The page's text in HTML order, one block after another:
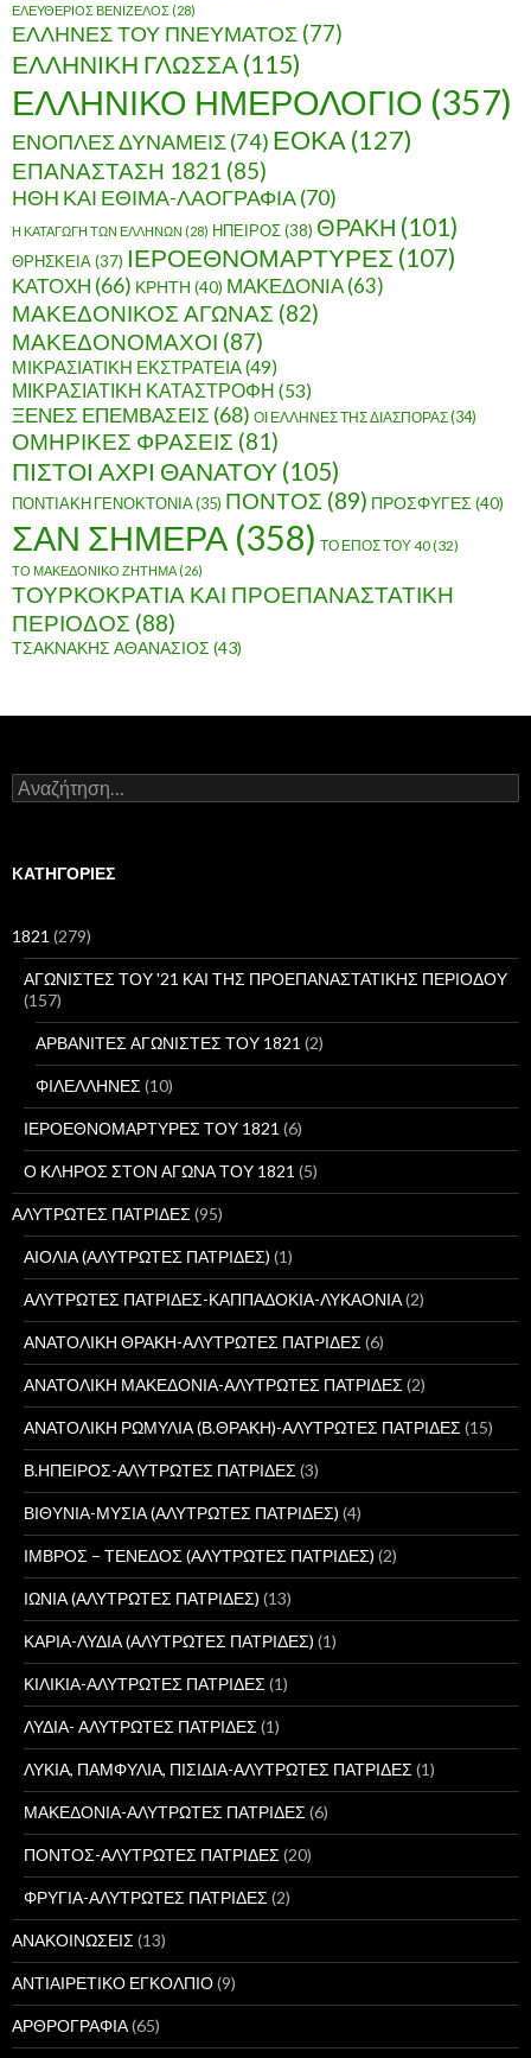
ΕΛΕΥΘΕΡΙΟΣ ΒΕΝΙΖΕΛΟΣ (28)
ΕΛΛΗΝΕΣ ΤΟΥ ΠΝΕΥΜΑΤΟΣ (77)
ΕΛΛΗΝΙΚΗ ΓΛΩΣΣΑ (115)
ΕΛΛΗΝΙΚΟ ΗΜΕΡΟΛΟΓΙΟ (357)
ΕΝΟΠΛΕΣ ΔΥΝΑΜΕΙΣ(74) ΕΟΚΑ (127)
ΕΠΑΝΑΣΤΑΣΗ 1821 (85)
ΗΘΗ ΚΑΙ ΕΘΙΜΑ-ΛΑΟΓΡΑΦΙΑ(70)
Η ΚΑΤΑΓΩΓΗ ΤΩΝ ΕΛΛΗΝΩΝ (28) ΗΠΕΙΡΟΣ(38) ΘΡΑΚΗ (101)
ΘΡΗΣΚΕΙΑ(37) ΙΕΡΟΕΘΝΟΜΑΡΤΥΡΕΣ (107)
ΚΑΤΟΧΗ (66) ΚΡΗΤΗ (40) ΜΑΚΕΔΟΝΙΑ(63)
ΜΑΚΕΔΟΝΙΚΟΣ ΑΓΩΝΑΣ (82)
ΜΑΚΕΔΟΝΟΜΑΧΟΙ (87)
ΜΙΚΡΑΣΙΑΤΙΚΗ ΕΚΣΤΡΑΤΕΙΑ(49)
ΜΙΚΡΑΣΙΑΤΙΚΗ ΚΑΤΑΣΤΡΟΦΗ (53)
ΞΕΝΕΣ ΕΠΕΜΒΑΣΕΙΣ (68) ΟΙ ΕΛΛΗΝΕΣ ΤΗΣ ΔΙΑΣΠΟΡΑΣ(34)
ΟΜΗΡΙΚΕΣ ΦΡΑΣΕΙΣ (81)
ΠΙΣΤΟΙ ΑΧΡΙ ΘΑΝΑΤΟΥ (105)
ΠΟΝΤΙΑΚΗ ΓΕΝΟΚΤΟΝΙΑ(35) ΠΟΝΤΟΣ (89) ΠΡΟΣΦΥΓΕΣ (40)
ΣΑΝ ΣΗΜΕΡΑ (358) ΤΟ ΕΠΟΣ ΤΟΥ 40(32)
ΤΟ ΜΑΚΕΔΟΝΙΚΟ ΖΗΤΗΜΑ (26)
ΤΟΥΡΚΟΚΡΑΤΙΑ ΚΑΙ ΠΡΟΕΠΑΝΑΣΤΑΤΙΚΗ
ΠΕΡΙΟΔΟΣ (88)
ΤΣΑΚΝΑΚΗΣ ΑΘΑΝΑΣΙΟΣ (43)
Α
ν
ή
σ
KΑΤΗΓΟΡΊΕΣ
1821 (279)
ΑΓΩΝΙΣΤΕΣ ΤΟΥ '21 ΚΑΙ ΤΗΣ ΠΡΟΕΠΑΝΑΣΤΑΤΙΚΗΣ ΠΕΡΙΟΔΟΥ
(157)
ΑΡΒΑΝΙΤΕΣ ΑΓΩΝΙΣΤΕΣ ΤΟΥ 1821 (2)
ΦΙΛΕΛΛΗΝΕΣ (10)
ΙΕΡΟΕΘΝΟΜΑΡΤΥΡΕΣ ΤΟΥ 1821 (6)
Ο ΚΛΗΡΟΣ ΣΤΟΝ ΑΓΩΝΑ ΤΟΥ 1821 (5)
ΑΛΥΤΡΩΤΕΣ ΠΑΤΡΙΔΕΣ (95)
ΑΙΟΛΙΑ (ΑΛΥΤΡΩΤΕΣ ΠΑΤΡΙΔΕΣ) (1)
ΑΛΥΤΡΩΤΕΣ ΠΑΤΡΙΔΕΣ-ΚΑΠΠΑΔΟΚΙΑ-ΛΥΚΑΟΝΙΑ(2)
ΑΝΑΤΟΛΙΚΗ ΘΡΑΚΗ-ΑΛΥΤΡΩΤΕΣ ΠΑΤΡΙΔΕΣ (6)
ΑΝΑΤΟΛΙΚΗ ΜΑΚΕΔΟΝΙΑ-ΑΛΥΤΡΩΤΕΣ ΠΑΤΡΙΔΕΣ (2)
ΑΝΑΤΟΛΙΚΗ ΡΩΜΥΛΙΑ (Β.ΘΡΑΚΗ)-ΑΛΥΤΡΩΤΕΣ ΠΑΤΡΙΔΕΣ (15)
Β.ΗΠΕΙΡΟΣ-ΑΛΥΤΡΩΤΕΣ ΠΑΤΡΙΔΕΣ (3)
ΒΙΘΥΝΙΑ-ΜΥΣΙΑ (ΑΛΥΤΡΩΤΕΣ ΠΑΤΡΙΔΕΣ) (4)
ΙΜΒΡΟΣ – ΤΕΝΕΔΟΣ (ΑΛΥΤΡΩΤΕΣ ΠΑΤΡΙΔΕΣ) (2)
ΙΩΝΙΑ (ΑΛΥΤΡΩΤΕΣ ΠΑΤΡΙΔΕΣ) (13)
ΚΑΡΙΑ-ΛΥΔΙΑ (ΑΛΥΤΡΩΤΕΣ ΠΑΤΡΙΔΕΣ) (1)
ΚΙΛΙΚΙΑ-ΑΛΥΤΡΩΤΕΣ ΠΑΤΡΙΔΕΣ (1)
ΛΥΔΙΑ- ΑΛΥΤΡΩΤΕΣ ΠΑΤΡΙΔΕΣ (1)
ΛΥΚΙΑ, ΠΑΜΦΥΛΙΑ, ΠΙΣΙΔΙΑ-ΑΛΥΤΡΩΤΕΣ ΠΑΤΡΙΔΕΣ (1)
ΜΑΚΕΔΟΝΙΑ-ΑΛΥΤΡΩΤΕΣ ΠΑΤΡΙΔΕΣ (6)
ΠΟΝΤΟΣ-ΑΛΥΤΡΩΤΕΣ ΠΑΤΡΙΔΕΣ (20)
ΦΡΥΓΙΑ-ΑΛΥΤΡΩΤΕΣ ΠΑΤΡΙΔΕΣ (2)
ΑΝΑΚΟΙΝΩΣΕΙΣ (13)
ΑΝΤΙΑΙΡΕΤΙΚΟ ΕΓΚΟΛΠΙΟ(9)
ΑΡΘΡΟΓΡΑΦΙΑ(65)